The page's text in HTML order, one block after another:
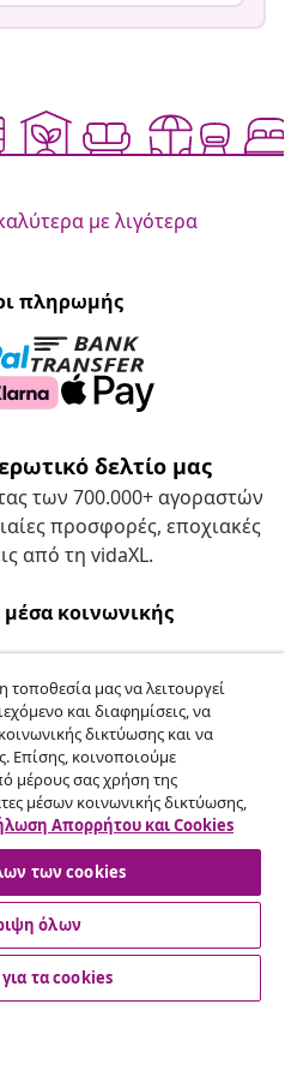
με λιγότερα
πληρωμής
δελτίο μας
των 700.000+ αγοραστών
προσφορές, εποχιακές
από τη vidaXL.
μέσα κοινωνικής
σύμβαση
για την
από τη σύμβαση
μας να λειτουργεί
και διαφημίσεις, να
δικτύωσης και να
Επίσης, κοινοποιούμε
μέρους σας χρήση της
μέσων κοινωνικής δικτύωσης,
Απορρήτου και Cookies
των cookies
όλων
για τα cookies